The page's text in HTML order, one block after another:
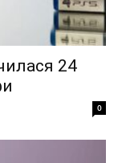
24
0